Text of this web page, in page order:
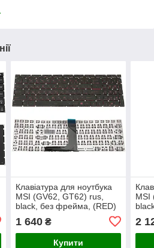
Клавіатура для ноутбука
MSI (GV62, GT62) rus,
black, без фрейма, (RED)
1 640₴
Купити
MSI
2